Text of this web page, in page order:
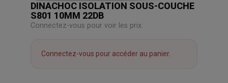
DINACHOC ISOLATION SOUS-COUCHE
S801 10MM 22DB
Connectez-vous pour voir les prix.
Connectez-vous pour accéder au panier.